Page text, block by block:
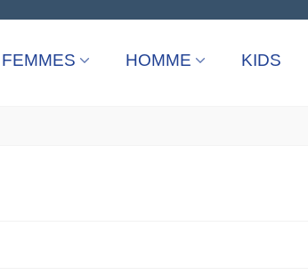
FEMMES HOMME KIDS